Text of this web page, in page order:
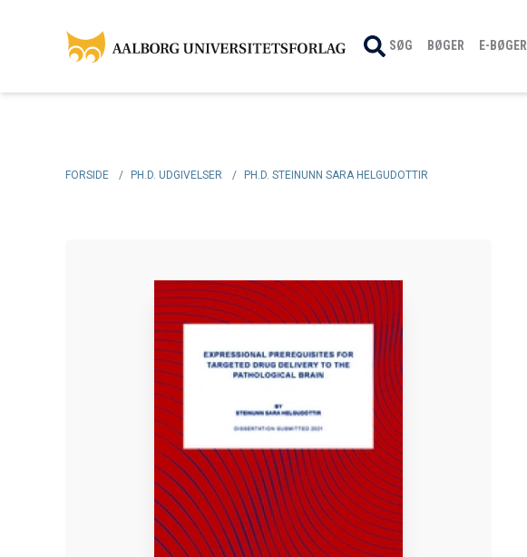
SØG BØGER E-BØGER
FORSIDE / PH.D. UDGIVELSER / PH.D. STEINUNN SARA HELGUDOTTIR